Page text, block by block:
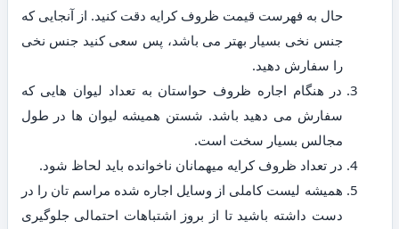
حال به فهرست قیمت ظروف کرایه دقت کنید. از آنجایی که
جنس نخی بسیار بهتر می باشد، پس سعی کنید جنس نخی
را سفارش دهید.
در هنگام اجاره ظروف حواستان به تعداد لیوان هایی که
سفارش می دهید باشد. شستن همیشه لیوان ها در طول
مجالس بسیار سخت است.
در تعداد ظروف کرایه میهمانان ناخوانده باید لحاظ شود.
همیشه لیست کاملی از وسایل اجاره شده مراسم تان را در
دست داشته باشید تا از بروز اشتباهات احتمالی جلوگیری